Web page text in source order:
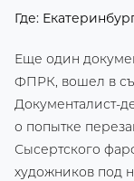
Где:
Еще один
ФПРК, вошел в
Документалист-
о попытке
Сысертского
художников под